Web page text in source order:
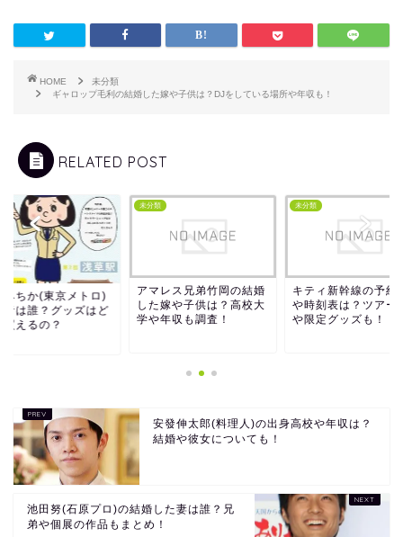
HOME
未分類
ギャロップ毛利の結婚した嫁や子供は？DJをしている場所や年収も！
RELATED POST
みちか(東京メトロ)
者は誰？グッズはど
買えるの？
未分類
アマレス兄弟竹岡の結婚
した嫁や子供は？高校大
学や年収も調査！
未分類
キティ新幹線の予約
や時刻表は？ツアー
や限定グッズも！
安發伸太郎(料理人)の出身高校や年収は？
結婚や彼女についても！
池田努(石原プロ)の結婚した妻は誰？兄
弟や個展の作品もまとめ！